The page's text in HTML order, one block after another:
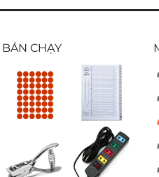
CHẠY
Nhãn
decal
tròn cam
6×8
Phân
trang
nhựa 24
chữ
Bấm 1 lổ
Kwtrio
9770 –
Ổ cắm
Lioa 4S3